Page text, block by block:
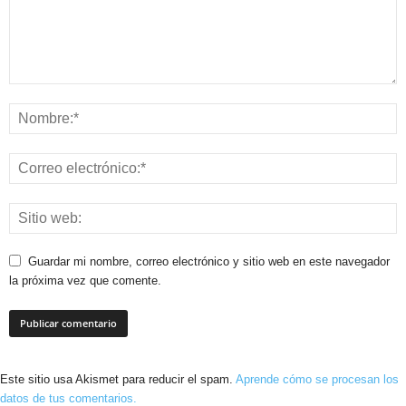
Guardar mi nombre, correo electrónico y sitio web en este navegador
la próxima vez que comente.
Este sitio usa Akismet para reducir el spam. Aprende cómo se procesan los
datos de tus comentarios.